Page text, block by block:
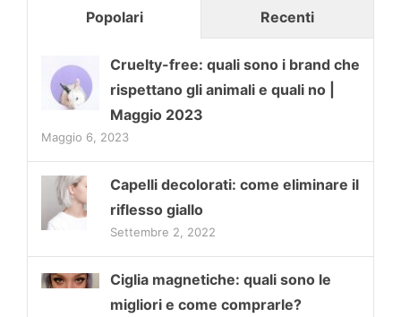
Popolari Recenti
Cruelty-free: quali sono i brand che
rispettano gli animali e quali no |
Maggio 2023
Maggio 6, 2023
Capelli decolorati: come eliminare il
riflesso giallo
Settembre 2, 2022
Ciglia magnetiche: quali sono le
migliori e come comprarle?